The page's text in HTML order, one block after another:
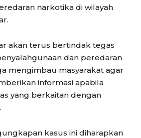
narkotika di wilayah
akan terus bertindak tegas
dan peredaran
mengimbau masyarakat agar
informasi apabila
yang berkaitan dengan
kasus ini diharapkan